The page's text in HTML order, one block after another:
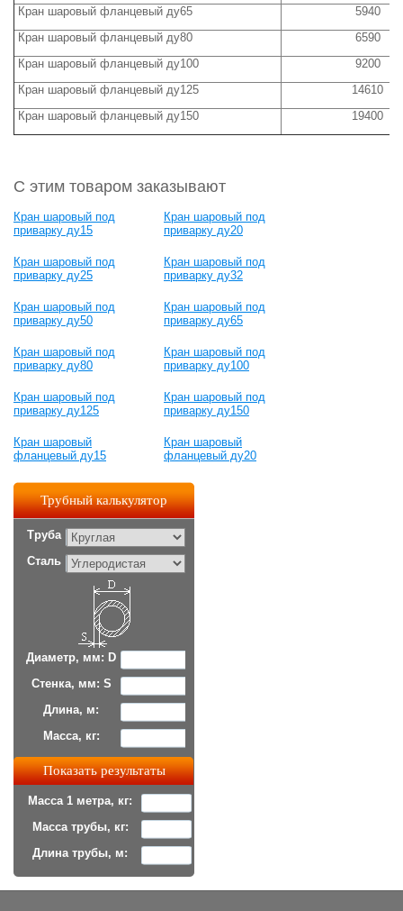
Кран шаровый фланцевый ду65
5940
Кран шаровый фланцевый ду80
6590
Кран шаровый фланцевый ду100
9200
Кран шаровый фланцевый ду125
14610
Кран шаровый фланцевый ду150
19400
С этим товаром заказывают
Кран шаровый под
приварку ду15
Кран шаровый под
приварку ду20
Кран шаровый под
приварку ду25
Кран шаровый под
приварку ду32
Кран шаровый под
приварку ду50
Кран шаровый под
приварку ду65
Кран шаровый под
приварку ду80
Кран шаровый под
приварку ду100
Кран шаровый под
приварку ду125
Кран шаровый под
приварку ду150
Кран шаровый
фланцевый ду15
Кран шаровый
фланцевый ду20
Трубный калькулятор
Труба
Сталь
Диаметр, мм: D
Стенка, мм: S
Длина, м:
Масса, кг:
Масса 1 метра, кг:
Масса трубы, кг:
Длина трубы, м: